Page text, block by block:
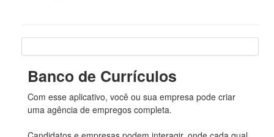
Banco de Currículos
Com esse aplicativo, você ou sua empresa pode criar
uma agência de empregos completa.